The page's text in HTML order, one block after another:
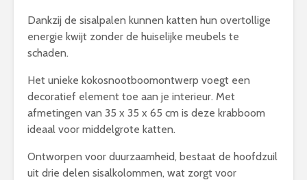
Dankzij de sisalpalen kunnen katten hun overtollige
energie kwijt zonder de huiselijke meubels te
schaden.
Het unieke kokosnootboomontwerp voegt een
decoratief element toe aan je interieur. Met
afmetingen van 35 x 35 x 65 cm is deze krabboom
ideaal voor middelgrote katten.
Ontworpen voor duurzaamheid, bestaat de hoofdzuil
uit drie delen sisalkolommen, wat zorgt voor